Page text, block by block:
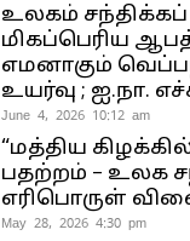
உலகம்
மிகப்பெரிய
எமனாகும்
உயர்வு ; ஐ.நா.
June 4, 2026 10:12 am
“மத்திய
பதற்றம் – உலக
எரிபொருள்
May 28, 2026 4:30 pm